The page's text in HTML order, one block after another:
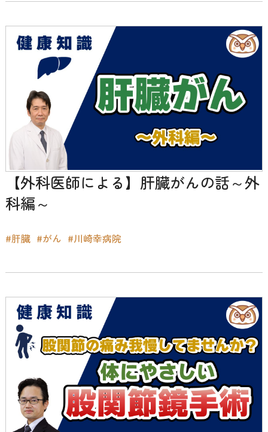
【外科医師による】肝臓がんの話～外
科編～
#肝臓 #がん #川崎幸病院